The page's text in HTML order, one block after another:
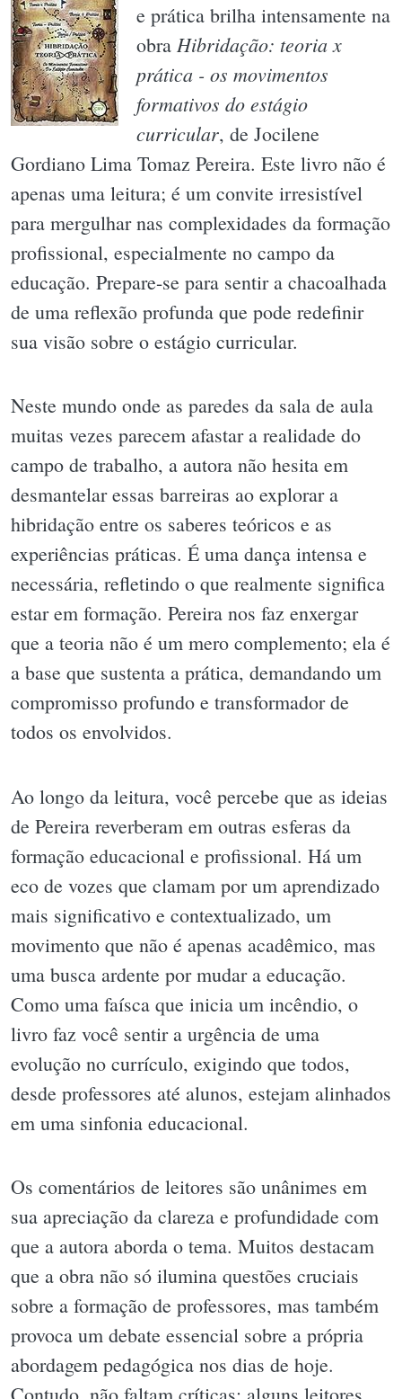
e prática brilha intensamente na
obra Hibridação: teoria x
prática - os movimentos
formativos do estágio
curricular, de Jocilene
Gordiano Lima Tomaz Pereira. Este livro não é
apenas uma leitura; é um convite irresistível
para mergulhar nas complexidades da formação
profissional, especialmente no campo da
educação. Prepare-se para sentir a chacoalhada
de uma reflexão profunda que pode redefinir
sua visão sobre o estágio curricular.
Neste mundo onde as paredes da sala de aula
muitas vezes parecem afastar a realidade do
campo de trabalho, a autora não hesita em
desmantelar essas barreiras ao explorar a
hibridação entre os saberes teóricos e as
experiências práticas. É uma dança intensa e
necessária, refletindo o que realmente significa
estar em formação. Pereira nos faz enxergar
que a teoria não é um mero complemento; ela é
a base que sustenta a prática, demandando um
compromisso profundo e transformador de
todos os envolvidos.
Ao longo da leitura, você percebe que as ideias
de Pereira reverberam em outras esferas da
formação educacional e profissional. Há um
eco de vozes que clamam por um aprendizado
mais significativo e contextualizado, um
movimento que não é apenas acadêmico, mas
uma busca ardente por mudar a educação.
Como uma faísca que inicia um incêndio, o
livro faz você sentir a urgência de uma
evolução no currículo, exigindo que todos,
desde professores até alunos, estejam alinhados
em uma sinfonia educacional.
Os comentários de leitores são unânimes em
sua apreciação da clareza e profundidade com
que a autora aborda o tema. Muitos destacam
que a obra não só ilumina questões cruciais
sobre a formação de professores, mas também
provoca um debate essencial sobre a própria
abordagem pedagógica nos dias de hoje.